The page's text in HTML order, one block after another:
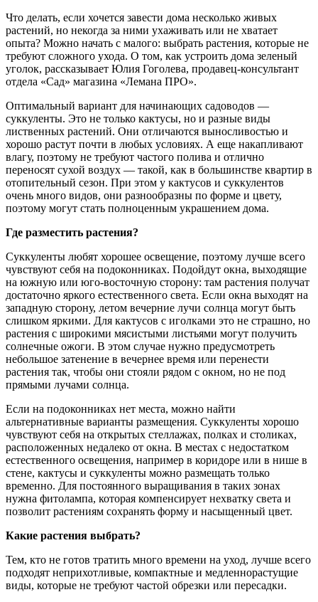
Что делать, если хочется завести дома несколько живых
растений, но некогда за ними ухаживать или не хватает
опыта? Можно начать с малого: выбрать растения, которые не
требуют сложного ухода. О том, как устроить дома зеленый
уголок, рассказывает Юлия Гоголева, продавец-консультант
отдела «Сад­» магазина «Лемана ПРО­».
Оптимальный вариант для начинающих садоводов —
суккуленты. Это не только кактусы, но и разные виды
лиственных растений. Они отличаются выносливостью и
хорошо растут почти в любых условиях. А еще накапливают
влагу, поэтому не требуют частого полива и отлично
переносят сухой воздух — такой, как в большинстве квартир в
отопительный сезон. При этом у кактусов и суккулентов
очень много видов, они разнообразны по форме и цвету,
поэтому могут стать полноценным украшением дома.
Где разместить растения?
Суккуленты любят хорошее освещение, поэтому лучше всего
чувствуют себя на подоконниках. Подойдут окна, выходящие
на южную или юго-восточную сторону: там растения получат
достаточно яркого естественного света. Если окна выходят на
западную сторону, летом вечерние лучи солнца могут быть
слишком яркими. Для кактусов с иголками это не страшно, но
растения с широкими мясистыми листьями могут получить
солнечные ожоги. В этом случае нужно предусмотреть
небольшое затенение в вечернее время или перенести
растения так, чтобы они стояли рядом с окном, но не под
прямыми лучами солнца.
Если на подоконниках нет места, можно найти
альтернативные варианты размещения. Суккуленты хорошо
чувствуют себя на открытых стеллажах, полках и столиках,
расположенных недалеко от окна. В местах с недостатком
естественного освещения, например в коридоре или в нише в
стене, кактусы и суккуленты можно размещать только
временно. Для постоянного выращивания в таких зонах
нужна фитолампа, которая компенсирует нехватку света и
позволит растениям сохранять форму и насыщенный цвет.
Какие растения выбрать?
Тем, кто не готов тратить много времени на уход, лучше всего
подходят неприхотливые, компактные и медленнорастущие
виды, которые не требуют частой обрезки или пересадки.